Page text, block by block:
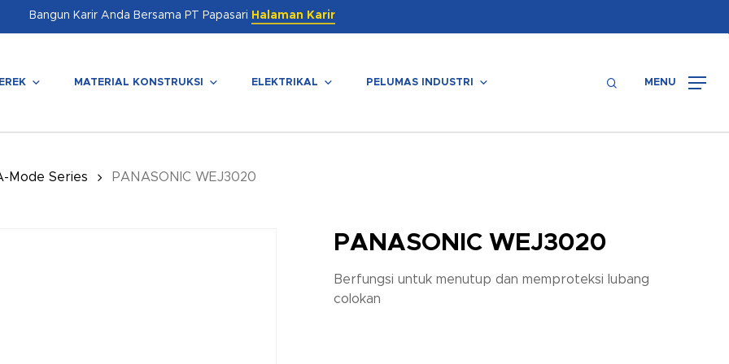
Bangun Karir Anda Bersama PT Papasari Halaman Karir
MATERIAL KONSTRUKSI ELEKTRIKAL PELUMAS INDUSTRI searchMENU
Mode Series PANASONIC WEJ3020
PANASONIC WEJ3020
Berfungsi untuk menutup dan memproteksi lubang
colokan